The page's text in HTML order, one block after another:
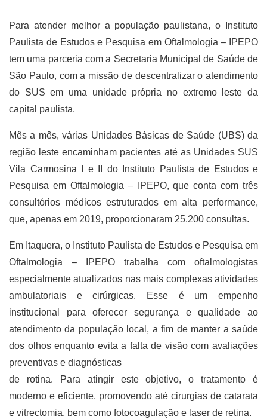
Para atender melhor a população paulistana, o Instituto
Paulista de Estudos e Pesquisa em Oftalmologia – IPEPO
tem uma parceria com a Secretaria Municipal de Saúde de
São Paulo, com a missão de descentralizar o atendimento
do SUS em uma unidade própria no extremo leste da
capital paulista.
Mês a mês, várias Unidades Básicas de Saúde (UBS) da
região leste encaminham pacientes até as Unidades SUS
Vila Carmosina I e II do Instituto Paulista de Estudos e
Pesquisa em Oftalmologia – IPEPO, que conta com três
consultórios médicos estruturados em alta performance,
que, apenas em 2019, proporcionaram 25.200 consultas.
Em Itaquera, o Instituto Paulista de Estudos e Pesquisa em
Oftalmologia – IPEPO trabalha com oftalmologistas
especialmente atualizados nas mais complexas atividades
ambulatoriais e cirúrgicas. Esse é um empenho
institucional para oferecer segurança e qualidade ao
atendimento da população local, a fim de manter a saúde
dos olhos enquanto evita a falta de visão com avaliações
preventivas e diagnósticas
de rotina. Para atingir este objetivo, o tratamento é
moderno e eficiente, promovendo até cirurgias de catarata
e vitrectomia, bem como fotocoagulação e laser de retina.